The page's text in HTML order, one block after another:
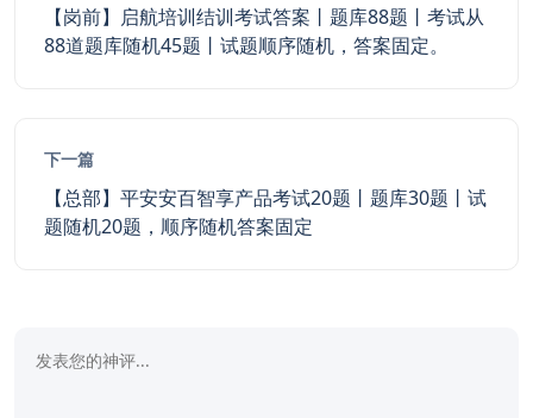
【岗前】启航培训结训考试答案丨题库88题丨考试从
88道题库随机45题丨试题顺序随机，答案固定。
下一篇
【总部】平安安百智享产品考试20题丨题库30题丨试
题随机20题，顺序随机答案固定